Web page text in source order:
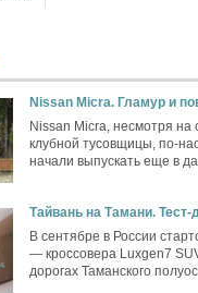
Nissan Micra. Гламур и
Nissan Micra, несмотря
клубной тусовщицы, по-
начали выпускать еще в
Тайвань на Тамани. Тест-
В сентябре в России
— кроссовера Luxgen7
дорогах Таманского